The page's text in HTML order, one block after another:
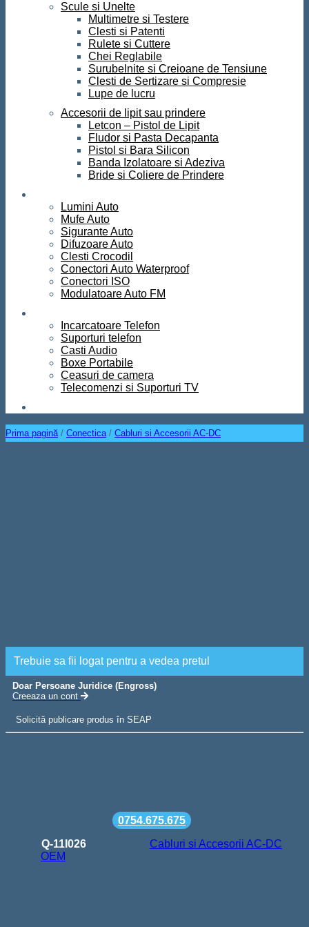
Scule si Unelte
Multimetre si Testere
Clesti si Patenti
Rulete si Cuttere
Chei Reglabile
Surubelnite si Creioane de Tensiune
Clesti de Sertizare si Compresie
Lupe de lucru
Accesorii de lipit sau prindere
Letcon – Pistol de Lipit
Fludor si Pasta Decapanta
Pistol si Bara Silicon
Banda Izolatoare si Adeziva
Bride si Coliere de Prindere
Lumini Auto
Mufe Auto
Sigurante Auto
Difuzoare Auto
Clesti Crocodil
Conectori Auto Waterproof
Conectori ISO
Modulatoare Auto FM
Incarcatoare Telefon
Suporturi telefon
Casti Audio
Boxe Portabile
Ceasuri de camera
Telecomenzi si Suporturi TV
Prima pagină / Conectica / Cabluri si Accesorii AC-DC
Trebuie sa fii logat pentru a vedea pretul
Doar Persoane Juridice (Engross)
Creeaza un cont
Solicită publicare produs în SEAP
0754.675.675
Q-11I026
Cabluri si Accesorii AC-DC
OEM